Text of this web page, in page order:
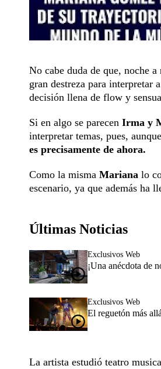
No cabe duda de que, noche a
gran destreza para interpretar a
decisión llena de flow y
Si en algo se parecen Irma y
interpretar temas, pues,
es precisamente de ahora.
Como la misma Mariana lo
escenario, ya que además ha
Últimas Noticias
Exclusivos Web
¡Una anécdota de
Exclusivos Web
El reguetón más
La artista estudió teatro